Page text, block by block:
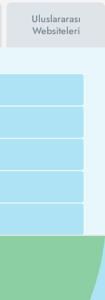
Uluslararası
Websiteleri